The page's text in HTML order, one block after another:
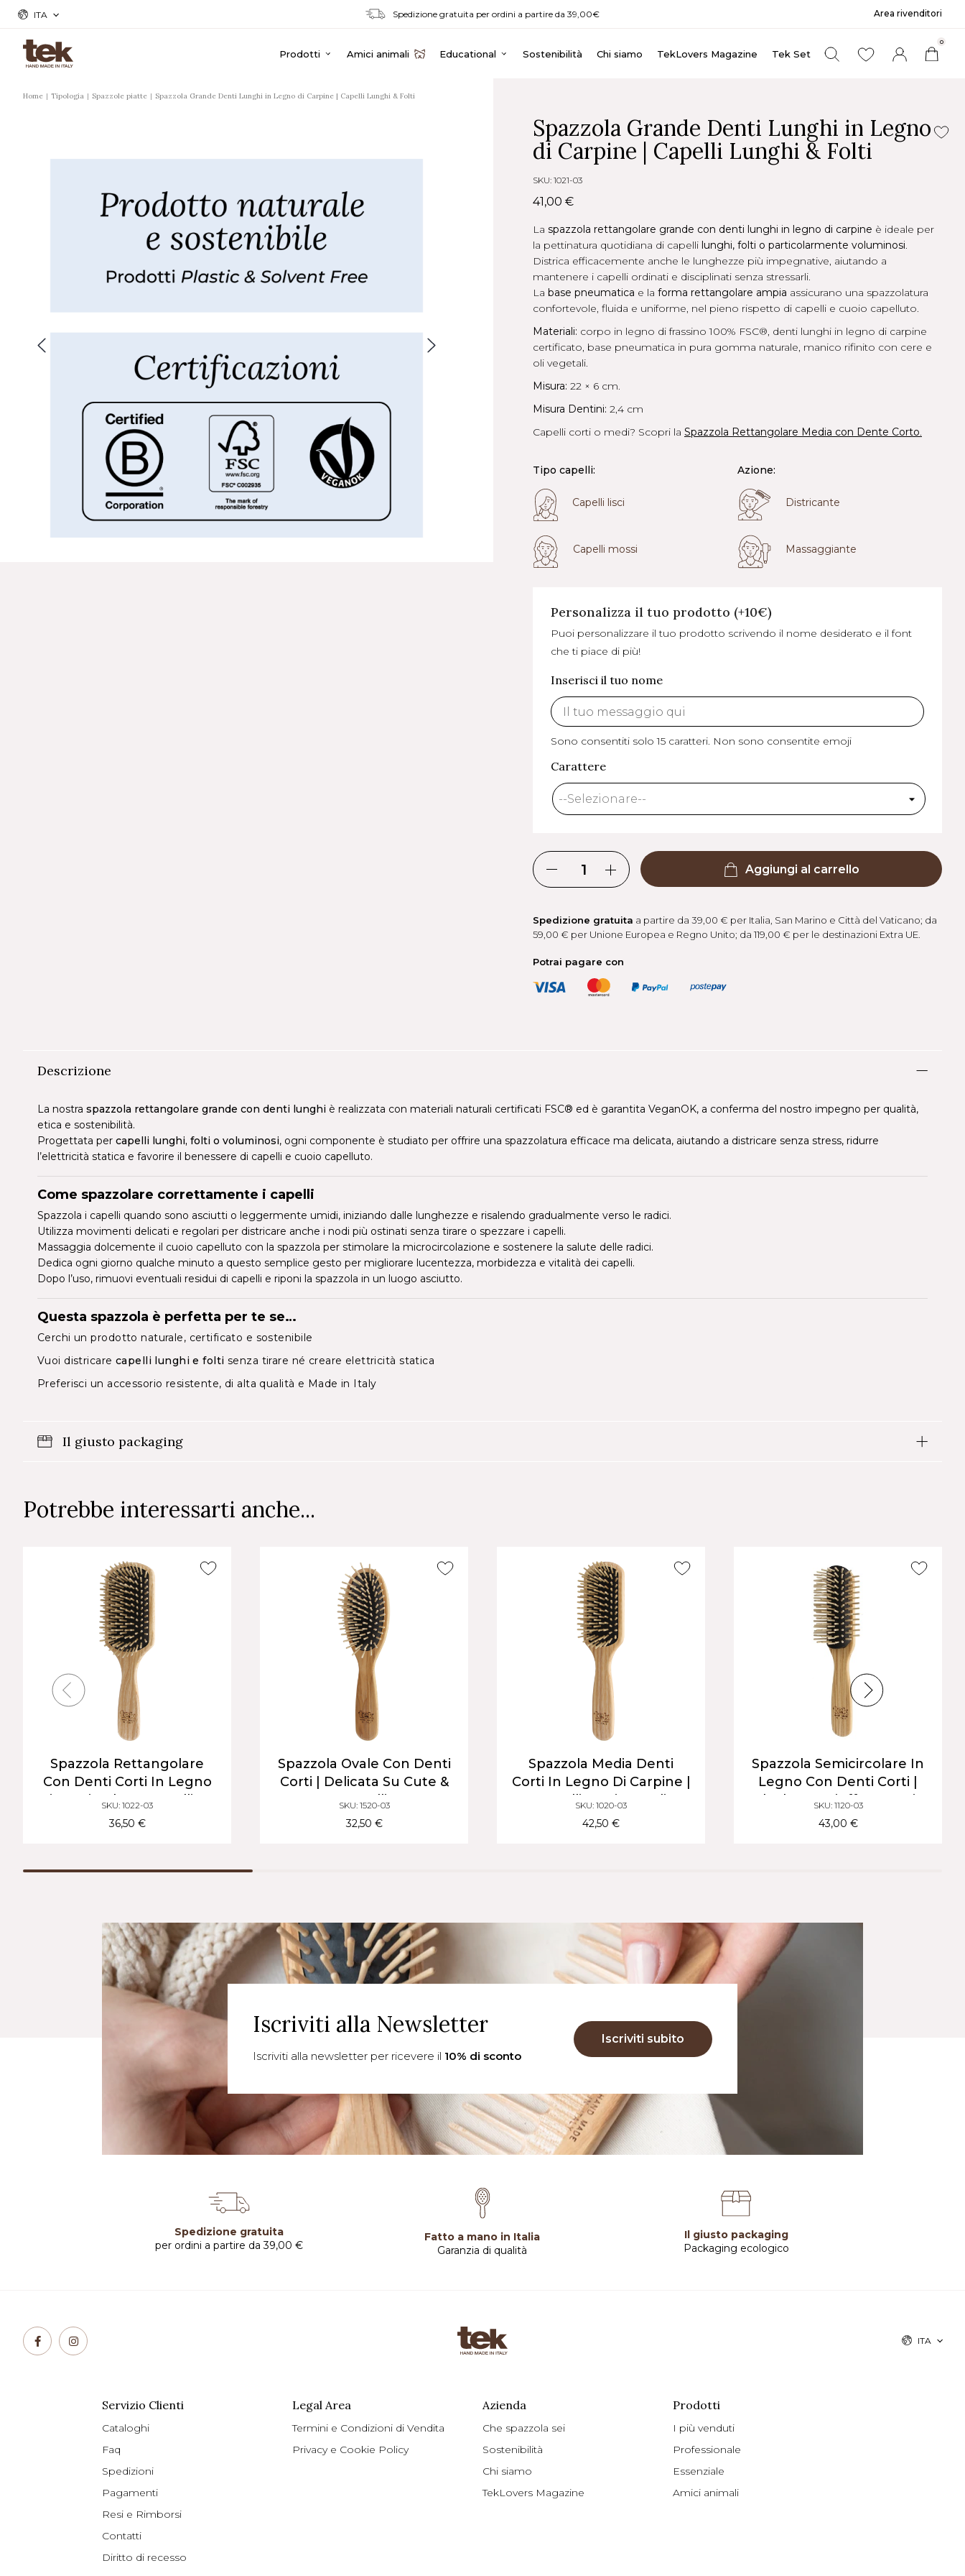
Spedizione gratuita per ordini a partire da 39,00€
0
Prodotti Amici animali Educational Sostenibilità Chi siamo TekLovers Magazine Tek Set
ITA Area rivenditori
Home Tipologia Spazzole piatte Spazzola Grande Denti Lunghi in Legno di Carpine | Capelli Lunghi & Folti
Spazzola Grande Denti Lunghi in Legno
di Carpine | Capelli Lunghi & Folti
SKU: 1021-03
41,00 €
La spazzola rettangolare grande con denti lunghi in legno di carpine è ideale per
la pettinatura quotidiana di capelli lunghi, folti o particolarmente voluminosi.
Districa efficacemente anche le lunghezze più impegnative, aiutando a
mantenere i capelli ordinati e disciplinati senza stressarli.
La base pneumatica e la forma rettangolare ampia assicurano una spazzolatura
confortevole, fluida e uniforme, nel pieno rispetto di capelli e cuoio capelluto.
Materiali: corpo in legno di frassino 100% FSC®, denti lunghi in legno di carpine
certificato, base pneumatica in pura gomma naturale, manico rifinito con cere e
oli vegetali.
Misura: 22 × 6 cm.
Misura Dentini: 2,4 cm
Capelli corti o medi? Scopri la Spazzola Rettangolare Media con Dente Corto.
Tipo capelli:
Capelli lisci
Capelli mossi
Azione:
Districante
Massaggiante
Personalizza il tuo prodotto (+10€)
Puoi personalizzare il tuo prodotto scrivendo il nome desiderato e il font
che ti piace di più!
Inserisci il tuo nome
Sono consentiti solo 15 caratteri. Non sono consentite emoji
Carattere
Aggiungi al carrello
Spedizione gratuita a partire da 39,00 € per Italia, San Marino e Città del Vaticano; da
59,00 € per Unione Europea e Regno Unito; da 119,00 € per le destinazioni Extra UE.
Potrai pagare con
Descrizione
La nostra spazzola rettangolare grande con denti lunghi è realizzata con materiali naturali certificati FSC® ed è garantita VeganOK, a conferma del nostro impegno per qualità,
etica e sostenibilità.
Progettata per capelli lunghi, folti o voluminosi, ogni componente è studiato per offrire una spazzolatura efficace ma delicata, aiutando a districare senza stress, ridurre
l’elettricità statica e favorire il benessere di capelli e cuoio capelluto.
Come spazzolare correttamente i capelli
Spazzola i capelli quando sono asciutti o leggermente umidi, iniziando dalle lunghezze e risalendo gradualmente verso le radici.
Utilizza movimenti delicati e regolari per districare anche i nodi più ostinati senza tirare o spezzare i capelli.
Massaggia dolcemente il cuoio capelluto con la spazzola per stimolare la microcircolazione e sostenere la salute delle radici.
Dedica ogni giorno qualche minuto a questo semplice gesto per migliorare lucentezza, morbidezza e vitalità dei capelli.
Dopo l’uso, rimuovi eventuali residui di capelli e riponi la spazzola in un luogo asciutto.
Questa spazzola è perfetta per te se…
Cerchi un prodotto naturale, certificato e sostenibile
Vuoi districare capelli lunghi e folti senza tirare né creare elettricità statica
Preferisci un accessorio resistente, di alta qualità e Made in Italy
Il giusto packaging
Potrebbe interessarti anche...
Spazzola Rettangolare
Con Denti Corti In Legno
Di Carpino | Per Capelli Da
Corti A Medi
SKU: 1022-03
36,50 €
Spazzola Ovale Con Denti
Corti | Delicata Su Cute &
Capelli
SKU: 1520-03
32,50 €
Spazzola Media Denti
Corti In Legno Di Carpine |
Capelli Corti E Medi
SKU: 1020-03
42,50 €
Spazzola Semicircolare In
Legno Con Denti Corti |
Ideale Per Ciuffo, Frangia
E Styling Con Phon
SKU: 1120-03
43,00 €
Iscriviti alla Newsletter
Iscriviti alla newsletter per ricevere il 10% di sconto
Iscriviti subito
Spedizione gratuita
per ordini a partire da 39,00 €
Fatto a mano in Italia
Garanzia di qualità
Il giusto packaging
Packaging ecologico
ITA
Servizio Clienti
Cataloghi
Faq
Spedizioni
Pagamenti
Resi e Rimborsi
Contatti
Diritto di recesso
Legal Area
Termini e Condizioni di Vendita
Privacy e Cookie Policy
Azienda
Che spazzola sei
Sostenibilità
Chi siamo
TekLovers Magazine
Prodotti
I più venduti
Professionale
Essenziale
Amici animali